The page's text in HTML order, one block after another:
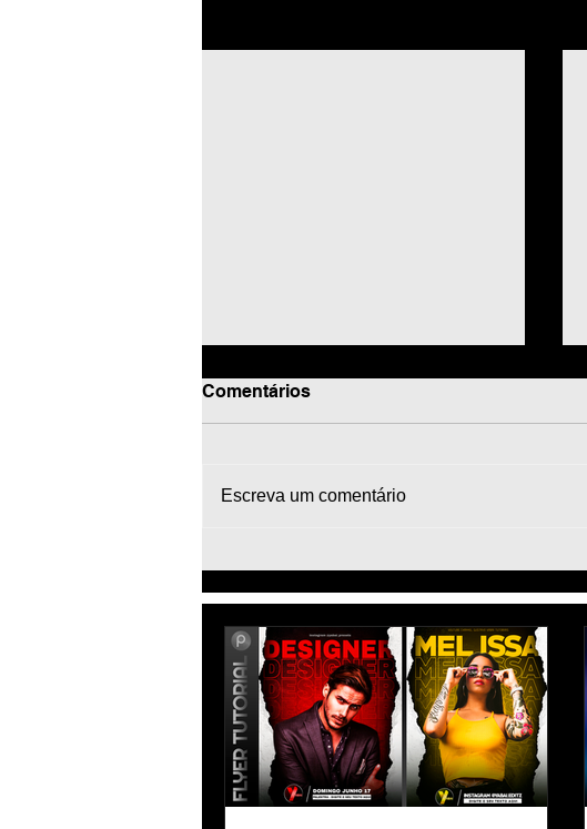
Como Fazer Flyer de
Jogador de Futebol Brasil -
Estatísticas Stats - Football
Edits Tutorial PicsArt
Comentários
Escreva um comentário